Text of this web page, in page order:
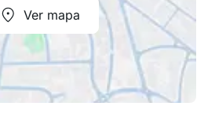
Ver mapa